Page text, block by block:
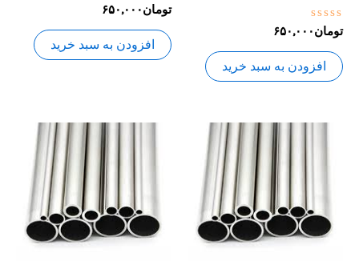
نمره
0
از
5
تومان۶۵۰,۰۰۰
افزودن به سبد خرید
نمره
0
از
5
تومان۶۵۰,۰۰۰
افزودن به سبد خرید